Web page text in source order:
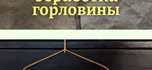
горловины